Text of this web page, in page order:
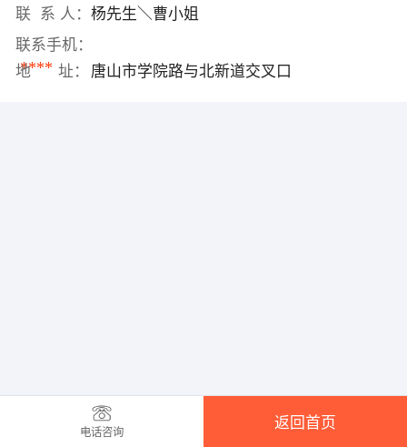
联 系 人： 杨先生＼曹小姐
联系手机：
****
地 址： 唐山市学院路与北新道交叉口
电话咨询
返回首页